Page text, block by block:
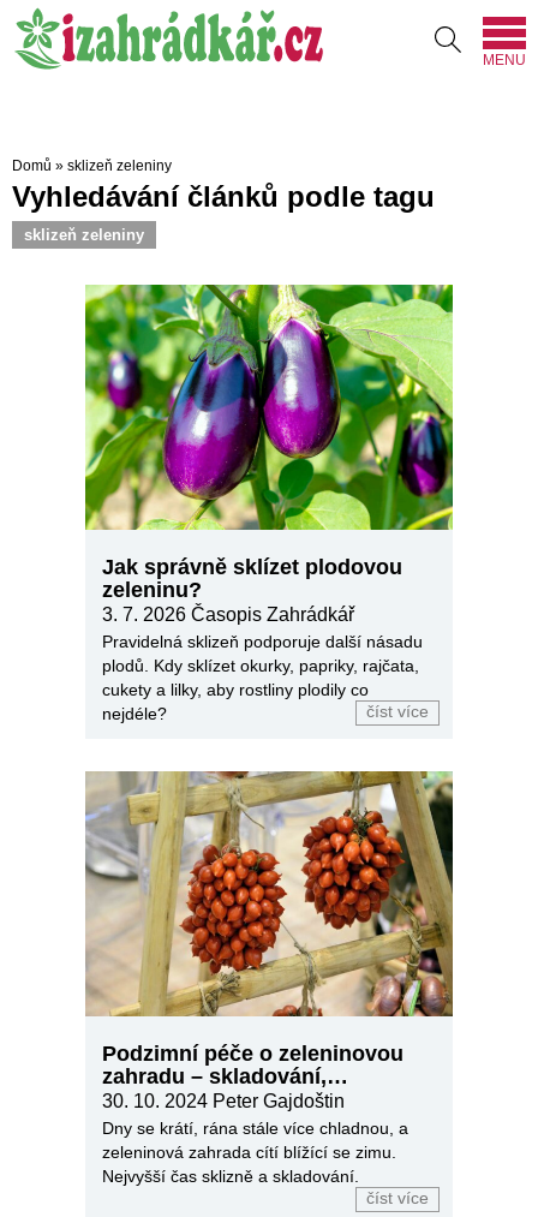
MENU
Domů » sklizeň zeleniny
Vyhledávání článků podle tagu
sklizeň zeleniny
Jak správně sklízet plodovou
zeleninu?
3. 7. 2026 Časopis Zahrádkář
Pravidelná sklizeň podporuje další násadu
plodů. Kdy sklízet okurky, papriky, rajčata,
cukety a lilky, aby rostliny plodily co
nejdéle?
číst více
Podzimní péče o zeleninovou
zahradu – skladování,
dozrávání
30. 10. 2024 Peter Gajdoštin
Dny se krátí, rána stále více chladnou, a
zeleninová zahrada cítí blížící se zimu.
Nejvyšší čas sklizně a skladování.
číst více